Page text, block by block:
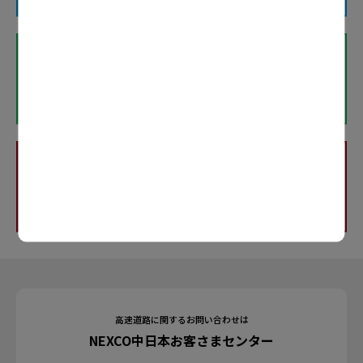
高速道路に関するお問い合わせは
NEXCO中日本お客さまセンター